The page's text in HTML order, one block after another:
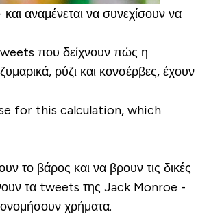
αναμένεται να συνεχίσουν να
tweets που δείχνουν πώς η
ρύζι και κονσέρβες, έχουν
for this calculation, which
το βάρος και να βρουν τις δικές
τα tweets της Jack Monroe -
χρήματα.